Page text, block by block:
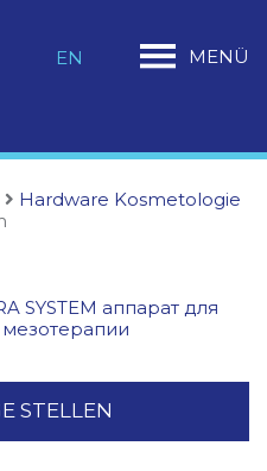
EN MENÜ
Hardware Kosmetologie
STELLEN